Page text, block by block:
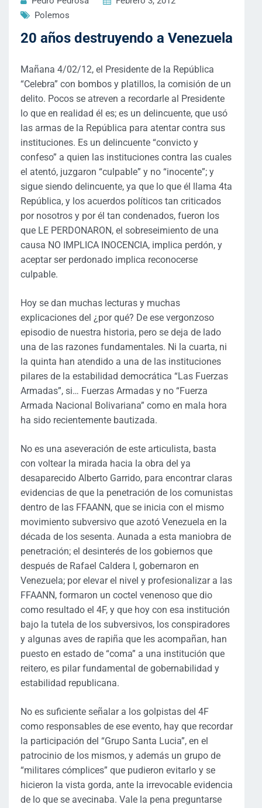
Polemos
20 años destruyendo a Venezuela
Mañana 4/02/12, el Presidente de la República
“Celebra” con bombos y platillos, la comisión de un
delito. Pocos se atreven a recordarle al Presidente
lo que en realidad él es; es un delincuente, que usó
las armas de la República para atentar contra sus
instituciones. Es un delincuente “convicto y
confeso” a quien las instituciones contra las cuales
el atentó, juzgaron “culpable” y no “inocente”; y
sigue siendo delincuente, ya que lo que él llama 4ta
República, y los acuerdos políticos tan criticados
por nosotros y por él tan condenados, fueron los
que LE PERDONARON, el sobreseimiento de una
causa NO IMPLICA INOCENCIA, implica perdón, y
aceptar ser perdonado implica reconocerse
culpable.
Hoy se dan muchas lecturas y muchas
explicaciones del ¿por qué? De ese vergonzoso
episodio de nuestra historia, pero se deja de lado
una de las razones fundamentales. Ni la cuarta, ni
la quinta han atendido a una de las instituciones
pilares de la estabilidad democrática “Las Fuerzas
Armadas”, si… Fuerzas Armadas y no “Fuerza
Armada Nacional Bolivariana” como en mala hora
ha sido recientemente bautizada.
No es una aseveración de este articulista, basta
con voltear la mirada hacia la obra del ya
desaparecido Alberto Garrido, para encontrar claras
evidencias de que la penetración de los comunistas
dentro de las FFAANN, que se inicia con el mismo
movimiento subversivo que azotó Venezuela en la
década de los sesenta. Aunada a esta maniobra de
penetración; el desinterés de los gobiernos que
después de Rafael Caldera I, gobernaron en
Venezuela; por elevar el nivel y profesionalizar a las
FFAANN, formaron un coctel venenoso que dio
como resultado el 4F, y que hoy con esa institución
bajo la tutela de los subversivos, los conspiradores
y algunas aves de rapiña que les acompañan, han
puesto en estado de “coma” a una institución que
reitero, es pilar fundamental de gobernabilidad y
estabilidad republicana.
No es suficiente señalar a los golpistas del 4F
como responsables de ese evento, hay que recordar
la participación del “Grupo Santa Lucia”, en el
patrocinio de los mismos, y además un grupo de
“militares cómplices” que pudieron evitarlo y se
hicieron la vista gorda, ante la irrevocable evidencia
de lo que se avecinaba. Vale la pena preguntarse